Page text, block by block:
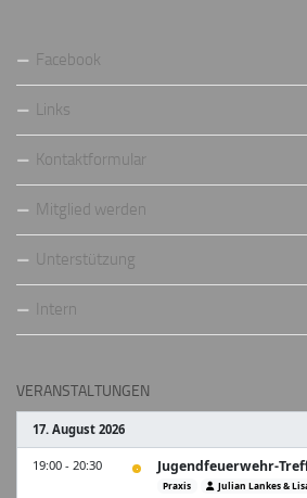
Facebook
Links
Kontaktformular
Mitglied werden
Unterstützung
Intern
VERANSTALTUNGEN